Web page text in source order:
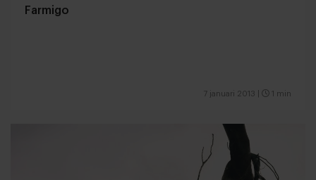
Farmigo
7 januari 2013 1 min